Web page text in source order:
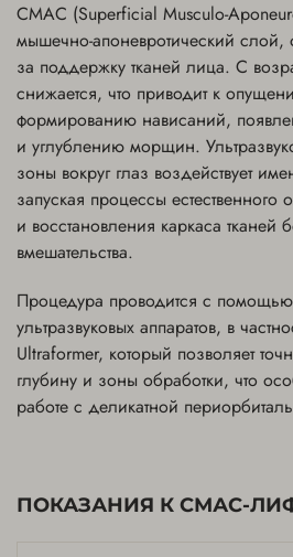
СМАС (Superficial Musculo-
мышечно-апоневротический слой,
за поддержку тканей лица. С
снижается, что приводит к
формированию нависаний,
и углублению морщин.
зоны вокруг глаз воздействует
запуская процессы
и восстановления каркаса тканей
вмешательства.
Процедура проводится с
ультразвуковых аппаратов, в
Ultraformer, который позволяет
глубину и зоны обработки, что
работе с деликатной
ПОКАЗАНИЯ К СМАС-